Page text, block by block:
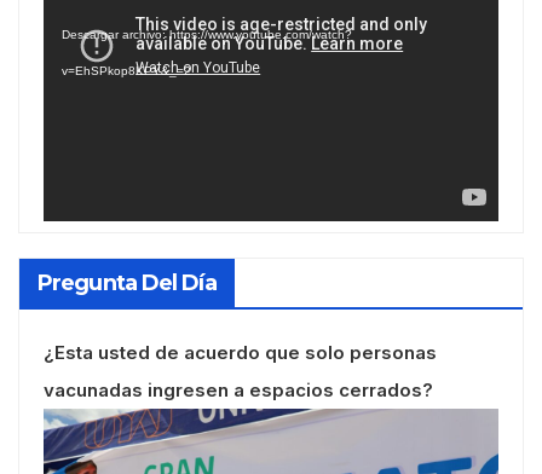
vídeo
Descargar archivo: https://www.youtube.com/watch?
v=EhSPkop8KPY&_=2
Pregunta Del Día
¿Esta usted de acuerdo que solo personas
vacunadas ingresen a espacios cerrados?